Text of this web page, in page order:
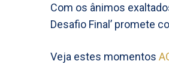
Com os ânimos
Desafio Final’ promete
Veja estes momentos